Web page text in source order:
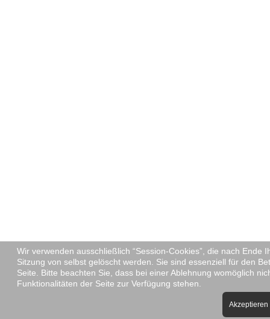
Wir verwenden ausschließlich “Session-Cookies”, die nach Ende
Sitzung von selbst gelöscht werden. Sie sind essenziell für den
Seite. Bitte beachten Sie, dass bei einer Ablehnung womöglich
Funktionalitäten der Seite zur Verfügung stehen.
Akzeptieren